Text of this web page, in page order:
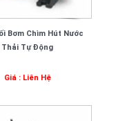
Bơm Chìm Hút Nước
Thải Tự Động
Giá : Liên Hệ